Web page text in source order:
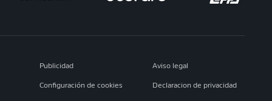
Publicidad Aviso legal
Configuración de cookies Declaracion de privacidad